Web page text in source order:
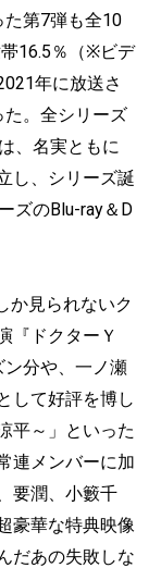
第7弾も全10
16.5％（※ビデ
年に放送さ
。全シリーズ
、名実ともに
し、シリーズ誕
ズのBlu-ray＆D
か見られないク
『ドクターＹ
ン分や、一ノ瀬
して好評を博し
平～」といった
連メンバーに加
要潤、小籔千
豪華な特典映像
だあの失敗しな